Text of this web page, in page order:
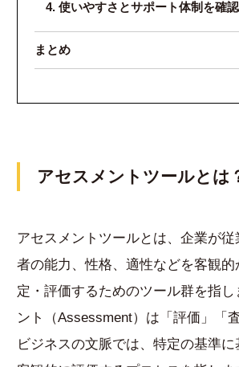
4. 使いやすさとサポート体制を確
まとめ
アセスメントツールとは
アセスメントツールとは、企業が
者の能力、性格、適性などを客観的
定・評価するためのツール群を指し
ント（Assessment）は「評価」「
ビジネスの文脈では、特定の基準